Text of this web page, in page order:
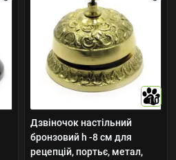
10
Дзвіночок настільний
бронзовий h -8 см для
рецепцій, портьє, метал,